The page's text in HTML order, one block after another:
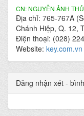
CN: NGUYỄN ẢNH THỦ
Địa chỉ: 765-767A
Chánh Hiệp, Q. 12,
Điện thoại: (028)
Website: key.com.vn
Đăng nhận xét -